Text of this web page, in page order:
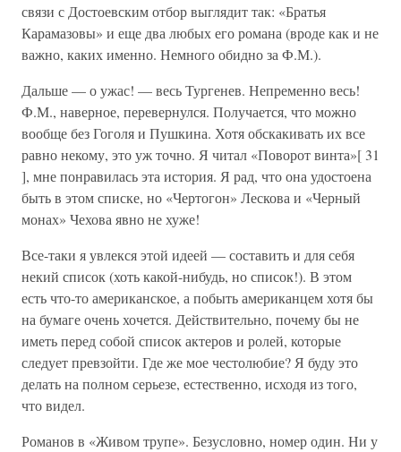
связи с Достоевским отбор выглядит так: «Братья
Карамазовы» и еще два любых его романа (вроде как и не
важно, каких именно. Немного обидно за Ф.М.).
Дальше — о ужас! — весь Тургенев. Непременно весь!
Ф.М., наверное, перевернулся. Получается, что можно
вообще без Гоголя и Пушкина. Хотя обскакивать их все
равно некому, это уж точно. Я читал «Поворот винта»[ 31
], мне понравилась эта история. Я рад, что она удостоена
быть в этом списке, но «Чертогон» Лескова и «Черный
монах» Чехова явно не хуже!
Все-таки я увлекся этой идеей — составить и для себя
некий список (хоть какой-нибудь, но список!). В этом
есть что-то американское, а побыть американцем хотя бы
на бумаге очень хочется. Действительно, почему бы не
иметь перед собой список актеров и ролей, которые
следует превзойти. Где же мое честолюбие? Я буду это
делать на полном серьезе, естественно, исходя из того,
что видел.
Романов в «Живом трупе». Безусловно, номер один. Ни у